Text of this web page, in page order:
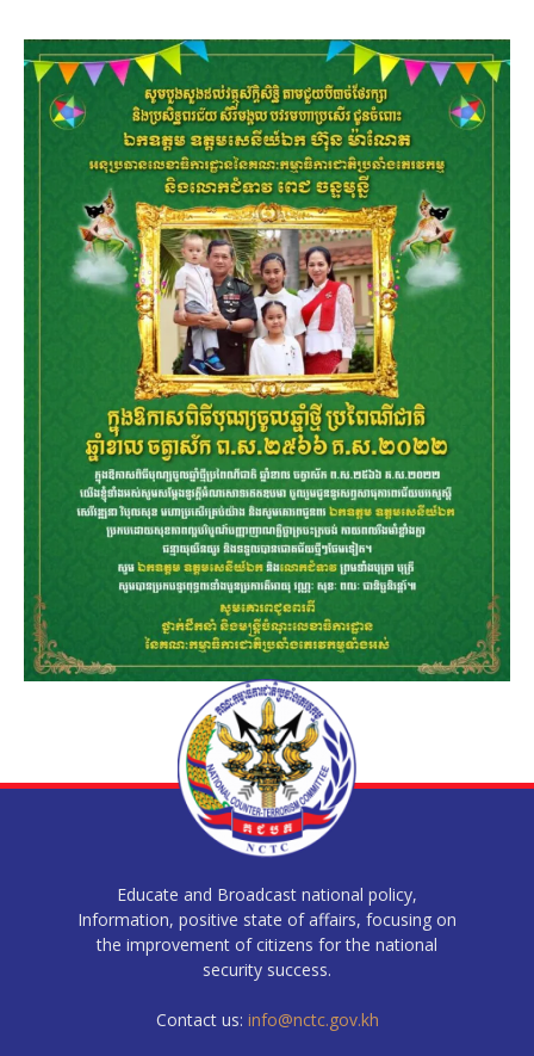
Educate and Broadcast national policy,
Information, positive state of affairs, focusing on
the improvement of citizens for the national
security success.
Contact us: info@nctc.gov.kh